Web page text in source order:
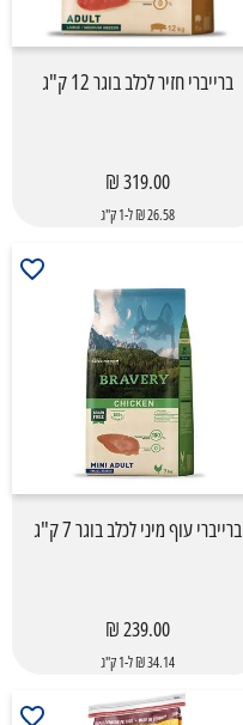
ברייברי חזיר לכלב בוגר 12 ק"ג
319.00 ₪
26.58 ₪ ל-1 ק"ג
ברייברי עוף מיני לכלב בוגר 7 ק"ג
239.00 ₪
34.14 ₪ ל-1 ק"ג